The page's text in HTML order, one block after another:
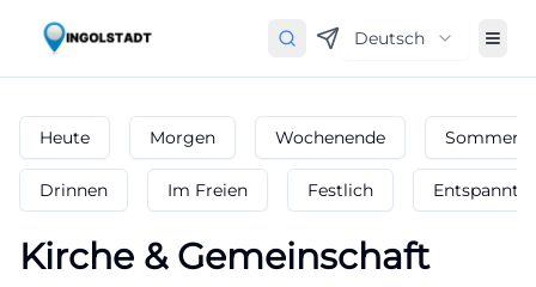
Deutsch
Heute Morgen Wochenende
Drinnen Im Freien Festlich Entspannt
Kirche & Gemeinschaft